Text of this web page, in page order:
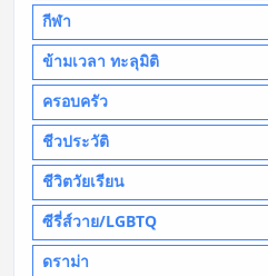
กีฬา
ข้ามเวลา ทะลุมิติ
ครอบครัว
ชีวประวัติ
ชีวิตวัยเรียน
ซีรี่ส์วาย/LGBTQ
ดราม่า